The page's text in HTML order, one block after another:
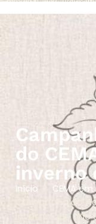
do
inverno
Início CEMA
Campanha do
inverno que não